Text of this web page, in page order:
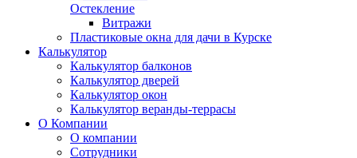
Остекление
Витражи
Пластиковые окна для дачи в Курске
Калькулятор
Калькулятор балконов
Калькулятор дверей
Калькулятор окон
Калькулятор веранды-террасы
О Компании
О компании
Сотрудники